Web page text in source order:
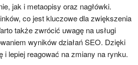
jak i metaopisy oraz nagłówki.
co jest kluczowe dla zwiększenia
także zwrócić uwagę na usługi
wyników działań SEO. Dzięki
lepiej reagować na zmiany na rynku.